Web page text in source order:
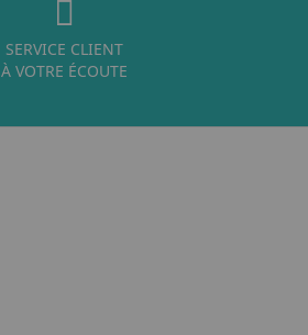
SERVICE CLIENT
À VOTRE ÉCOUTE